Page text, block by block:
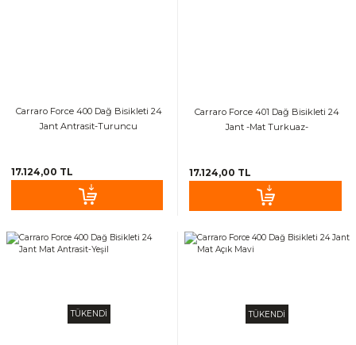
Carraro Force 400 Dağ Bisikleti 24
Jant Antrasit-Turuncu
17.124,00 TL
Carraro Force 401 Dağ Bisikleti 24
Jant -Mat Turkuaz-
17.124,00 TL
TÜKENDİ TÜKENDİ